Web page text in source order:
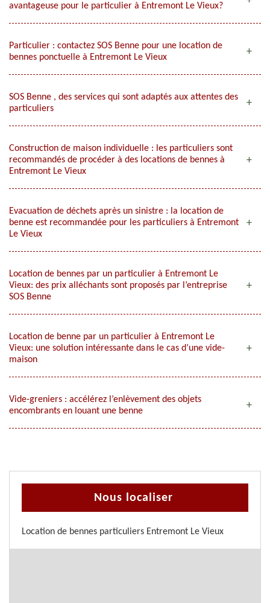
avantageuse pour le particulier à Entremont Le Vieux?
Particulier : contactez SOS Benne pour une location de
bennes ponctuelle à Entremont Le Vieux
SOS Benne , des services qui sont adaptés aux attentes des
particuliers
Construction de maison individuelle : les particuliers sont
recommandés de procéder à des locations de bennes à
Entremont Le Vieux
Evacuation de déchets après un sinistre : la location de
benne est recommandée pour les particuliers à Entremont
Le Vieux
Location de bennes par un particulier à Entremont Le
Vieux: des prix alléchants sont proposés par l’entreprise
SOS Benne
Location de benne par un particulier à Entremont Le
Vieux: une solution intéressante dans le cas d’une vide-
maison
Vide-greniers : accélérez l’enlèvement des objets
encombrants en louant une benne
Nous localiser
Location de bennes particuliers Entremont Le Vieux